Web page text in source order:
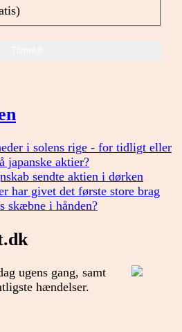
i solens rige - for tidligt eller
japanske aktier?
sendte aktien i dørken
har givet det første store brag
skæbne i hånden?
ugens gang, samt
hændelser.